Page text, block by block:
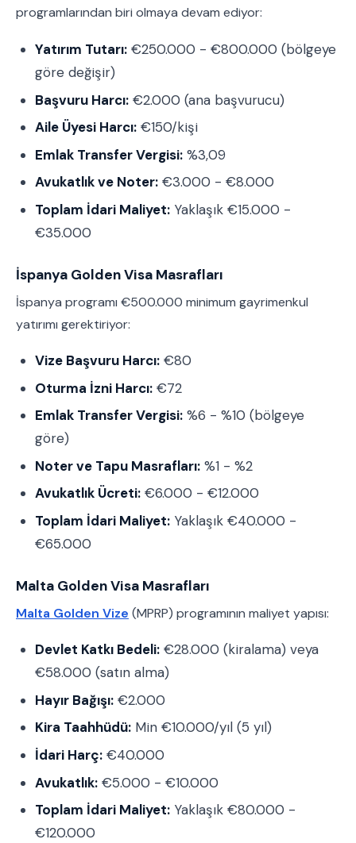
programlarından biri olmaya devam ediyor:
Yatırım Tutarı: €250.000 - €800.000 (bölgeye
göre değişir)
Başvuru Harcı: €2.000 (ana başvurucu)
Aile Üyesi Harcı: €150/kişi
Emlak Transfer Vergisi: %3,09
Avukatlık ve Noter: €3.000 - €8.000
Toplam İdari Maliyet: Yaklaşık €15.000 -
€35.000
İspanya Golden Visa Masrafları
İspanya programı €500.000 minimum gayrimenkul
yatırımı gerektiriyor:
Vize Başvuru Harcı: €80
Oturma İzni Harcı: €72
Emlak Transfer Vergisi: %6 - %10 (bölgeye
göre)
Noter ve Tapu Masrafları: %1 - %2
Avukatlık Ücreti: €6.000 - €12.000
Toplam İdari Maliyet: Yaklaşık €40.000 -
€65.000
Malta Golden Visa Masrafları
Malta Golden Vize (MPRP) programının maliyet yapısı:
Devlet Katkı Bedeli: €28.000 (kiralama) veya
€58.000 (satın alma)
Hayır Bağışı: €2.000
Kira Taahhüdü: Min €10.000/yıl (5 yıl)
İdari Harç: €40.000
Avukatlık: €5.000 - €10.000
Toplam İdari Maliyet: Yaklaşık €80.000 -
€120.000